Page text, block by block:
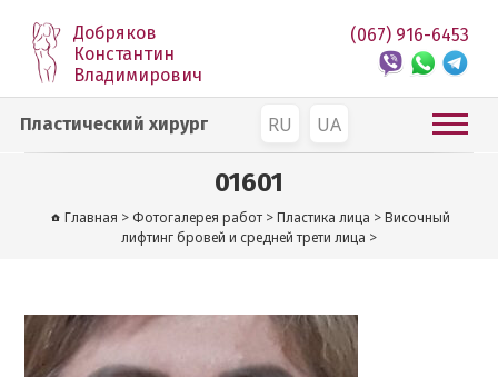
Добряков
Константин
Владимирович
RU UA
(067) 916-6453
Пластический хирург
01601
Главная > Фотогалерея работ>Пластика лица >Височный
лифтинг бровей и средней трети лица >